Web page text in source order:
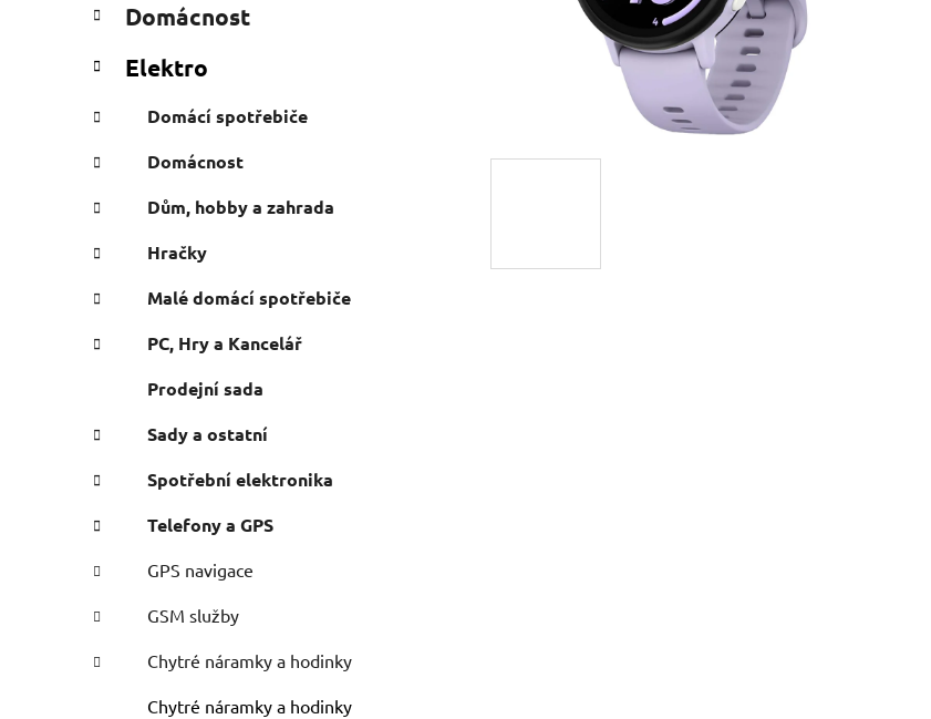
n
í
a
e
l
e
o
i
Domácnost
Elektro
Domácí spotřebiče
Domácnost
Dům, hobby a zahrada
Hračky
Malé domácí spotřebiče
PC, Hry a Kancelář
Prodejní sada
Sady a ostatní
Spotřební elektronika
Telefony a GPS
GPS navigace
GSM služby
Chytré náramky a hodinky
Chytré náramky a hodinky